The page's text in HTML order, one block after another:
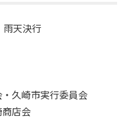
天決行
久崎市実行委員会
店会